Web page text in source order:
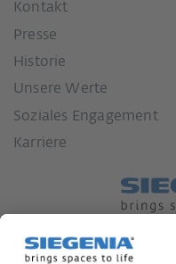
Kontakt
Presse
Historie
Unsere Werte
Soziales Engagement
Karriere